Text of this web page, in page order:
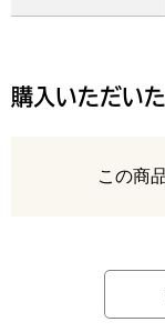
購入いただい
レビュ
この商